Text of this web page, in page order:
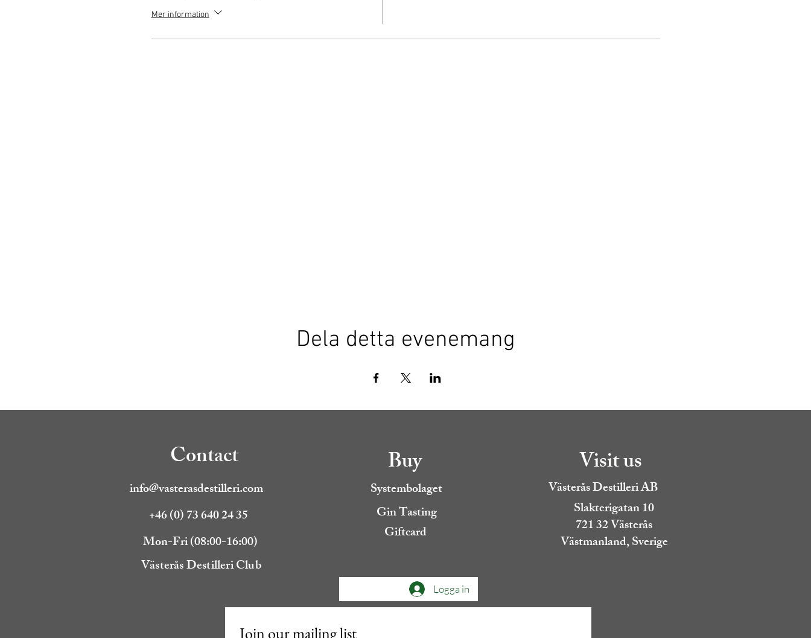
Mer information
Dela detta evenemang
Contact
info@vasterasdestilleri.com
+46 (0) 73 640 24 35
Mon-Fri (08:00-16:00)
Buy
Systembolaget
Gin Tasting
Giftcard
Visit us
Västerås Destilleri AB
Slakterigatan 10
721 32 Västerås
Västmanland, Sverige
Västerås Destilleri Club
Logga in
Join our mailing list